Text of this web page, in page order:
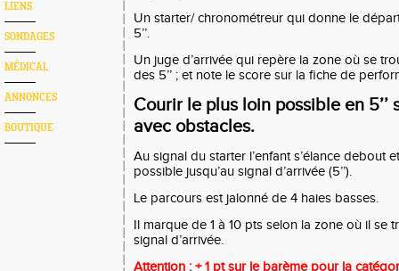
LIENS
SONDAGES
MÉDICAL
ANNONCES
BOUTIQUE
Un starter/ chronométreur qui donne le
5’’.
Un juge d’arrivée qui repère la zone où se
des 5’’ ; et note le score sur la fiche de
Courir le plus loin possible en 5’’
avec obstacles.
Au signal du starter l’enfant s’élance debout
possible jusqu’au signal d’arrivée (5’’).
Le parcours est jalonné de 4 haies basses.
Il marque de 1 à 10 pts selon la zone où il se
signal d’arrivée.
Attention : + 1 pt sur le barème pour la